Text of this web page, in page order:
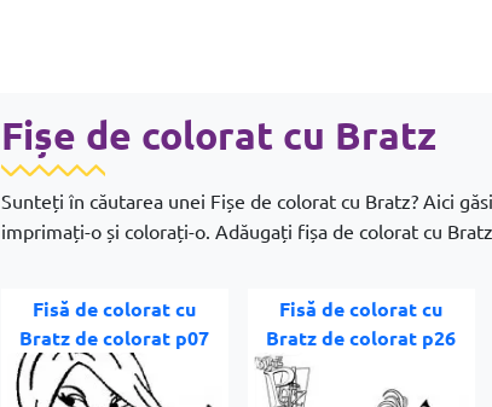
Fișe de colorat cu Bratz
Sunteți în căutarea unei Fișe de colorat cu Bratz? Aici
imprimați-o și colorați-o. Adăugați fișa de colorat cu
Fisă de colorat cu
Bratz de colorat p07
Fisă de colorat cu
Bratz de colorat p26